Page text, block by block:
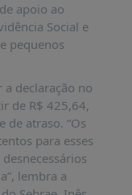
apoio ao
Social e
pequenos
declaração no
de R$ 425,64,
de atraso. “Os
para esses
lembra a